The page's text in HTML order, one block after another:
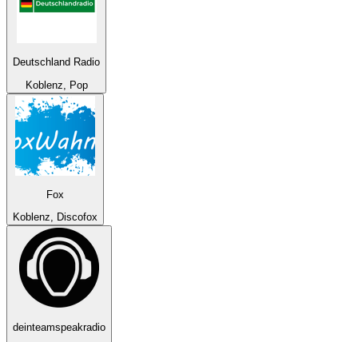
Deutschland Radio
Koblenz, Pop
Fox
Koblenz, Discofox
deinteamspeakradio